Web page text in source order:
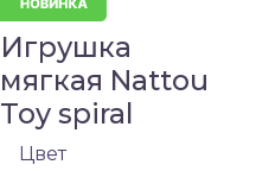
Игрушка
мягкая Nattou
Toy spiral
Цвет